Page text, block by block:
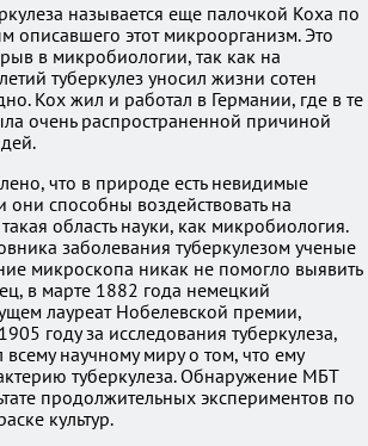
называется еще палочкой Коха по
описавшего этот микроорганизм. Это
в микробиологии, так как на
туберкулез уносил жизни сотен
Кох жил и работал в Германии, где в те
очень распространенной причиной
что в природе есть невидимые
они способны воздействовать на
область науки, как микробиология.
заболевания туберкулезом ученые
микроскопа никак не помогло выявить
в марте 1882 года немецкий
лауреат Нобелевской премии,
году за исследования туберкулеза,
научному миру о том, что ему
туберкулеза. Обнаружение МБТ
продолжительных экспериментов по
культур.